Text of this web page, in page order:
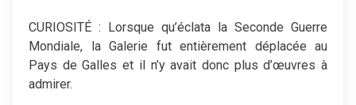
CURIOSITÉ : Lorsque qu’éclata la Seconde Guerre
Mondiale, la Galerie fut entièrement déplacée au
Pays de Galles et il n’y avait donc plus d’œuvres à
admirer.